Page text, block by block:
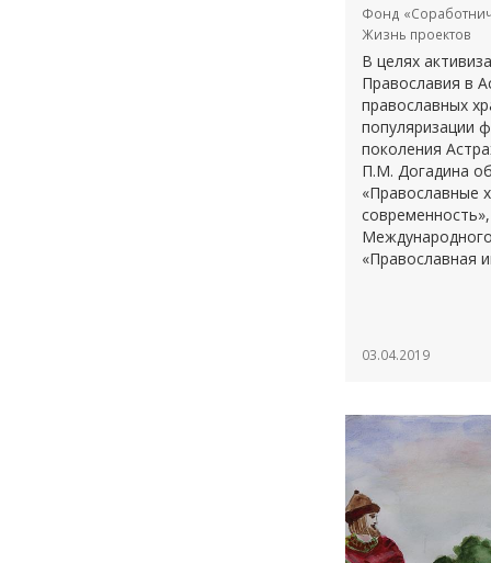
Фонд
Жизнь проектов
В целях
Православия в
православных
популяризации
поколения
П.М. Догадина
«Православные
«Православная
03.04.2019